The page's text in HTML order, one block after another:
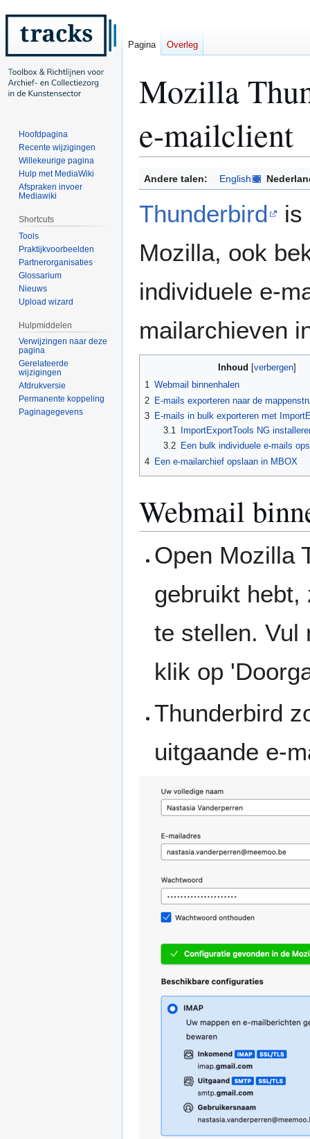
Mozilla
e-mailclient
Naar
navigatie
springen
Naar
zoeken
springen
Andere talen: English
Thunderbird
is
Mozilla, ook
individuele e-
mailarchieven
Inhoud
1 Webmail binnenhalen
2 E-mails exporteren naar de
3 E-mails in bulk exporteren met
3.1
ImportExportTools NG
3.2
Een bulk individuele e-mails
4 Een e-mailarchief opslaan in MBOX
Webmail
Open Mozilla
gebruikt hebt,
te stellen. Vul
klik op
Thunderbird
uitgaande e-
Pagina Overleg
Hoofdpagina
Recente wijzigingen
Willekeurige pagina
Hulp met MediaWiki
Afspraken invoer
Mediawiki
Shortcuts
Tools
Praktijkvoorbeelden
Partnerorganisaties
Glossarium
Nieuws
Upload wizard
Hulpmiddelen
Verwijzingen naar deze
pagina
Gerelateerde
wijzigingen
Afdrukversie
Permanente koppeling
Paginagegevens